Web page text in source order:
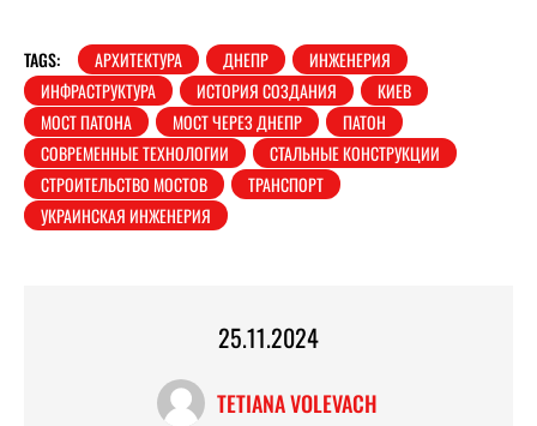
TAGS: АРХИТЕКТУРА ДНЕПР
ИНЖЕНЕРИЯ
ИНФРАСТРУКТУРА
ИСТОРИЯ СОЗДАНИЯ
КИЕВ
МОСТ ПАТОНА
МОСТ ЧЕРЕЗ ДНЕПР
ПАТОН
СОВРЕМЕННЫЕ ТЕХНОЛОГИИ
СТАЛЬНЫЕ КОНСТРУКЦИИ
СТРОИТЕЛЬСТВО МОСТОВ
ТРАНСПОРТ
УКРАИНСКАЯ ИНЖЕНЕРИЯ
25.11.2024
TETIANA VOLEVACH